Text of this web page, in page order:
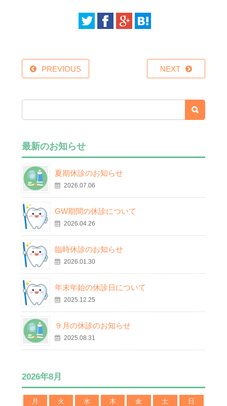
PREVIOUS NEXT
最新のお知らせ
夏期休診のお知らせ
2026.07.06
GW期間の休診について
2026.04.26
臨時休診のお知らせ
2026.01.30
年末年始の休診日について
2025.12.25
９月の休診のお知らせ
2025.08.31
2026年8月
月 火 水 木 金 土 日